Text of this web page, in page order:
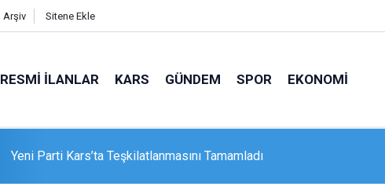
Arşiv Sitene Ekle
RESMI İLANLAR KARS GÜNDEM SPOR EKONOMI
Meteoroloji 16. Bölge Müdürlüğü’nden Kars İçin Kuvvetli Yağış Uyarısı